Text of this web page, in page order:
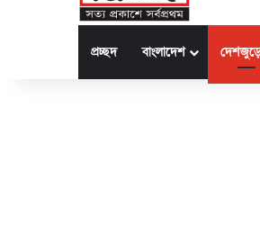
প্রচ্ছদ বাংলাদেশ